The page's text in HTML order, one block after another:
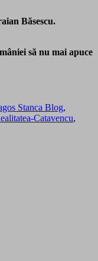
Băsescu.
să nu mai apuce
Stanca Blog,
Catavencu,